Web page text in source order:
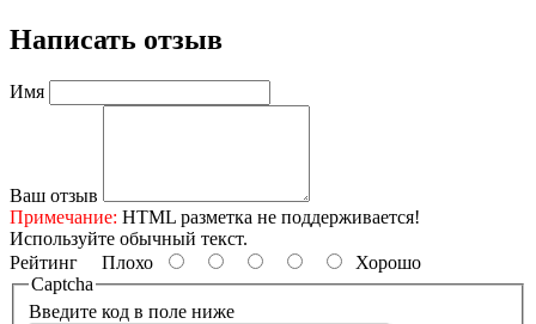
Написать отзыв
Имя
Ваш отзыв
Примечание: HTML разметка не поддерживается!
Используйте обычный текст.
Рейтинг Плохо
Хорошо
Captcha
Введите код в поле ниже